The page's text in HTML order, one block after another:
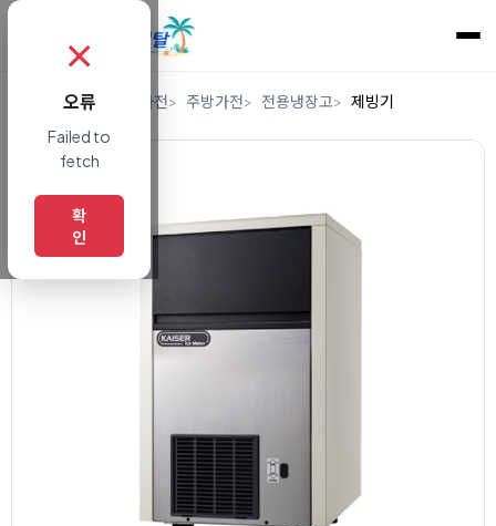
렌탈 디지털/가전 주방가전 전용냉장고 제빙기
✗
오류
Failed to
fetch
확
인